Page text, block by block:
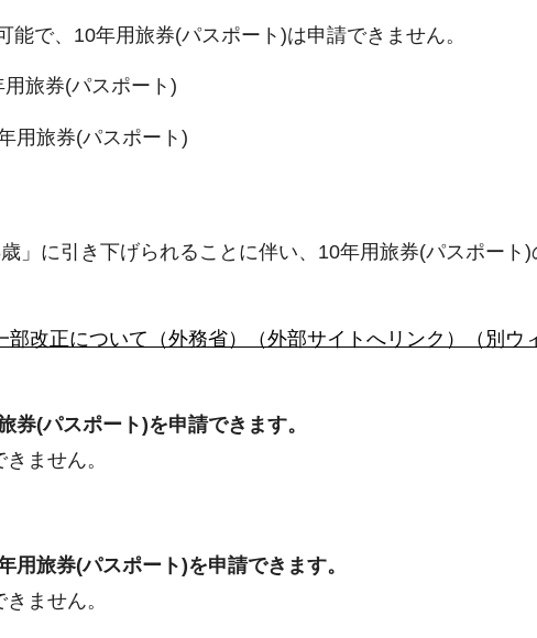
で、10年用旅券(パスポート)は申請できません。
旅券(パスポート)
用旅券(パスポート)
」に引き下げられることに伴い、10年用旅券(パスポート
改正について（外務省）（外部サイトへリンク）（別ウ
券(パスポート)を申請できます。
ません。
用旅券(パスポート)を申請できます。
ません。